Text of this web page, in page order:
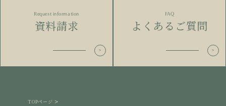
Request information
資料請求
FAQ
よくあるご質問
TOPページ